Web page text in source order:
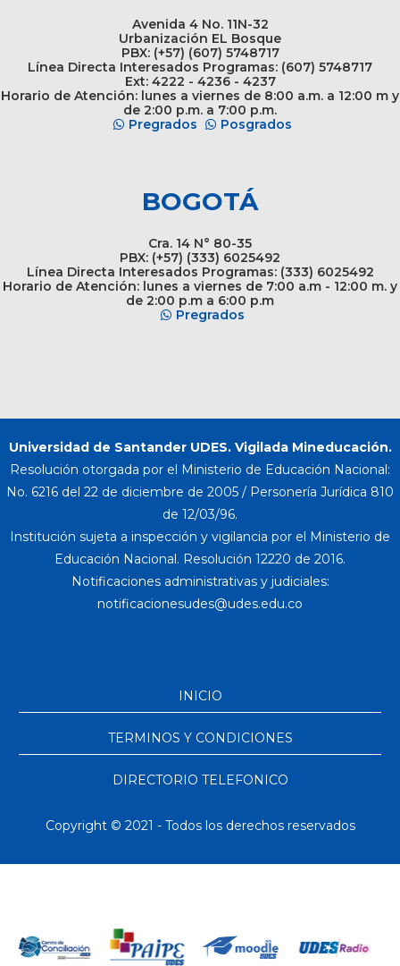
Avenida 4 No. 11N-32
Urbanización EL Bosque
PBX: (+57) (607) 5748717
Línea Directa Interesados Programas: (607) 5748717
Ext: 4222 - 4236 - 4237
Horario de Atención: lunes a viernes de 8:00 a.m. a 12:00 m y
de 2:00 p.m. a 7:00 p.m.
Pregrados
Posgrados
BOGOTÁ
Cra. 14 N° 80-35
PBX: (+57) (333) 6025492
Línea Directa Interesados Programas: (333) 6025492
Horario de Atención: lunes a viernes de 7:00 a.m - 12:00 m. y
de 2:00 p.m a 6:00 p.m
Pregrados
Universidad de Santander UDES. Vigilada Mineducación.
Resolución otorgada por el Ministerio de Educación Nacional:
No. 6216 del 22 de diciembre de 2005 / Personería Jurídica 810
de 12/03/96.
Institución sujeta a inspección y vigilancia por el Ministerio de
Educación Nacional. Resolución 12220 de 2016.
Notificaciones administrativas y judiciales:
INICIO
TERMINOS Y CONDICIONES
DIRECTORIO TELEFONICO
Copyright © 2021 - Todos los derechos reservados